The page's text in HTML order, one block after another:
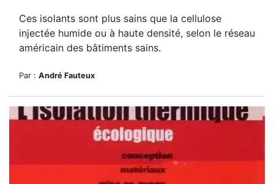
Ces isolants sont plus sains que la cellulose
injectée humide ou à haute densité, selon le réseau
américain des bâtiments sains.
Par : André Fauteux